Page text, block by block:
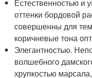
Естественностью и
оттенки бордовой
совершенны для
коричневые тона
Элегантностью.
волшебного
хрупкостью